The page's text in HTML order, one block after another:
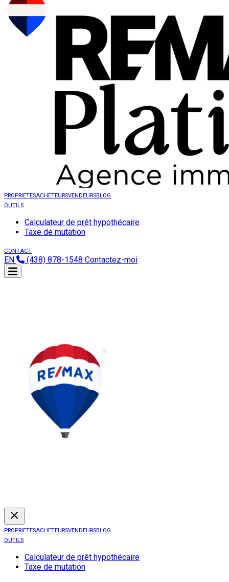
PROPRIETESACHETEURSVENDEURSBLOG
OUTILS
Calculateur de prêt hypothécaire
Taxe de mutation
CONTACT
EN (438) 878-1548 Contactez-moi
PROPRIETESACHETEURSVENDEURSBLOG
OUTILS
Calculateur de prêt hypothécaire
Taxe de mutation